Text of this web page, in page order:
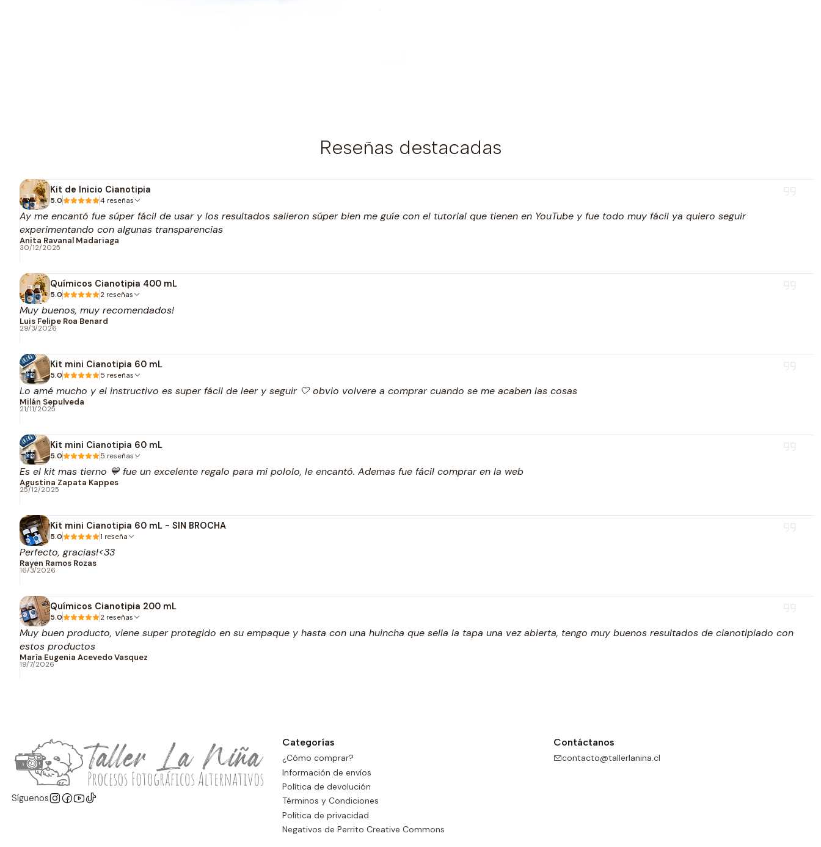
Reseñas destacadas
Kit de Inicio Cianotipia
5.0 4 reseñas
Ay me encantó fue súper fácil de usar y los resultados salieron súper bien me guíe con el tutorial que tienen en YouTube y fue todo muy fácil ya quiero seguir
experimentando con algunas transparencias
Anita Ravanal Madariaga
30/12/2025
Químicos Cianotipia 400 mL
5.0 2 reseñas
Muy buenos, muy recomendados!
Luis Felipe Roa Benard
29/3/2026
Kit mini Cianotipia 60 mL
5.0 5 reseñas
Lo amé mucho y el instructivo es super fácil de leer y seguir 🤍 obvio volvere a comprar cuando se me acaben las cosas
Milán Sepulveda
21/11/2025
Kit mini Cianotipia 60 mL
5.0 5 reseñas
Es el kit mas tierno 💙 fue un excelente regalo para mi pololo, le encantó. Ademas fue fácil comprar en la web
Agustina Zapata Kappes
25/12/2025
Kit mini Cianotipia 60 mL - SIN BROCHA
5.0 1 reseña
Perfecto, gracias!<33
Rayen Ramos Rozas
16/3/2026
Químicos Cianotipia 200 mL
5.0 2 reseñas
Muy buen producto, viene super protegido en su empaque y hasta con una huincha que sella la tapa una vez abierta, tengo muy buenos resultados de cianotipiado con
estos productos
María Eugenia Acevedo Vasquez
19/7/2026
Síguenos
Categorías
¿Cómo comprar?
Información de envíos
Política de devolución
Términos y Condiciones
Política de privacidad
Negativos de Perrito Creative Commons
Contáctanos
contacto@tallerlanina.cl